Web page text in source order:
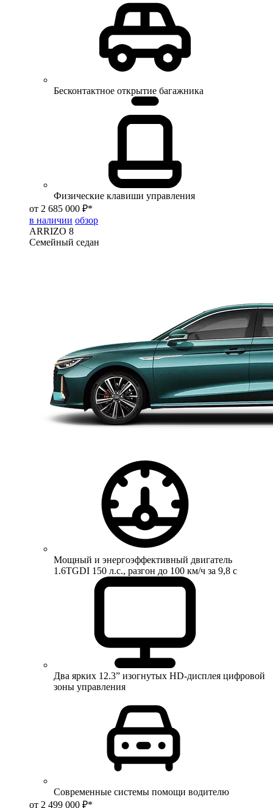
Бесконтактное открытие багажника
Физические клавиши управления
от 2 685 000 ₽*
в наличии обзор
ARRIZO 8
Семейный седан
Мощный и энергоэффективный двигатель
1.6TGDI 150 л.с., разгон до 100 км/ч за 9,8 с
Два ярких 12.3” изогнутых HD-дисплея цифровой
зоны управления
Современные системы помощи водителю
от 2 499 000 ₽*